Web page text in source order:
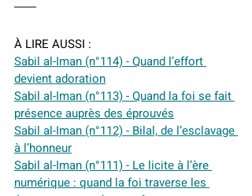
À LIRE AUSSI :
Sabil al-Iman (n°114) - Quand l’effort
devient adoration
Sabil al-Iman (n°113) - Quand la foi se fait
présence auprès des éprouvés
Sabil al-Iman (n°112) - Bilal, de l’esclavage
à l’honneur
Sabil al-Iman (n°111) - Le licite à l’ère
numérique : quand la foi traverse les